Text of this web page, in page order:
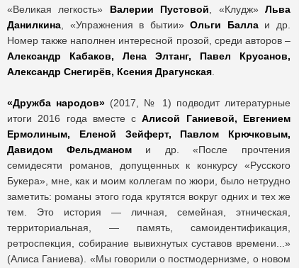
«Великая легкость» Валерии Пустовой , «Клудж»Льва
Данилкина , «Упражнения в бытии»Ольги Баллаи др.
Номер также наполнен интересной прозой, среди авторов –
Александр Кабаков, Лена Элтанг, Павел Крусанов,
Александр Снегирёв, Ксения Драгунская
«Дружба народов» (2017, № 1) подводит литературные
итоги 2016 года вместе сАлисой Ганиевой, Евгением
Ермолиным, Еленой Зейферт, Павлом Крючковым,
Давидом Фельдманоми др. «После прочтения
семидесяти романов, допущенных к конкурсу «Русского
Букера», мне, как и моим коллегам по жюри, было нетрудно
заметить: романы этого года крутятся вокруг одних и тех же
тем. Это история — личная, семейная, этническая,
территориальная, — память, самоидентификация,
ретроспекция, собирание вывихнутых суставов времени...»
(Алиса Ганиева). «Мы говорили о постмодернизме, о новом